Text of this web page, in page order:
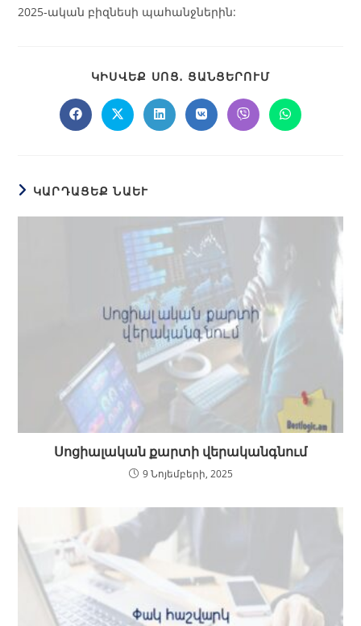
2025‑ական բիզնեսի պահանջներին:
ԿԻՍՎԵՔ ՍՈՑ․ ՑԱՆՑԵՐՈՒՄ
ԿԱՐԴԱՑԵՔ ՆԱԵՒ
Սոցիալական քարտի վերականգնում
9 Նոյեմբերի, 2025